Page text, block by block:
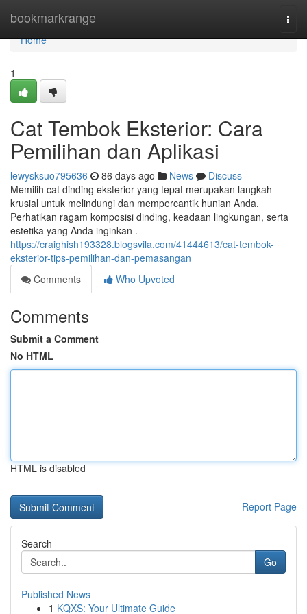
bookmarkrange
Home
Home
1
Cat Tembok Eksterior: Cara
Pemilihan dan Aplikasi
lewysksuo795636 86 days ago News
Discuss
Memilih cat dinding eksterior yang tepat merupakan langkah
krusial untuk melindungi dan mempercantik hunian Anda.
Perhatikan ragam komposisi dinding, keadaan lingkungan, serta
estetika yang Anda inginkan .
https://craighish193328.blogsvila.com/41444613/cat-tembok-
eksterior-tips-pemilihan-dan-pemasangan
Comments
Who Upvoted
Comments
Submit a Comment
No HTML
HTML is disabled
Report Page
Search
Go
Published News
1 KQXS: Your Ultimate Guide